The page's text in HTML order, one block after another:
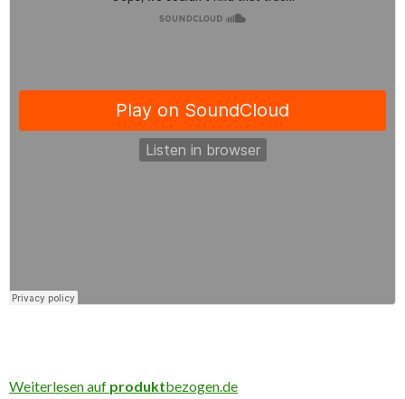
Weiterlesen auf produktbezogen.de